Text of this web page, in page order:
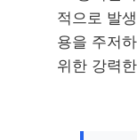
적으로 발
용을 주저
위한 강력